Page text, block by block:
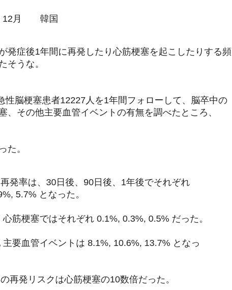
月 韓国
発症後1年間に再発したり心筋梗塞を起こしたりする頻
そうな。
性脳梗塞患者12227人を1年間フォローして、脳卒中の
、その他主要血管イベントの有無を調べたところ、
た。
再発率は、30日後、90日後、1年後でそれぞれ
5.7% となった。
心筋梗塞ではそれぞれ 0.1%, 0.3%, 0.5% だった。
主要血管イベントは 8.1%, 10.6%, 13.7% となっ
の再発リスクは心筋梗塞の10数倍だった。